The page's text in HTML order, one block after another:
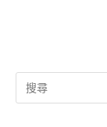
Search
for: